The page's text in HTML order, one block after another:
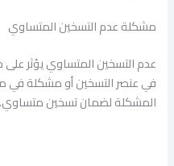
مشكلة عدم التسخين المتساوي
عدم التسخين المتساوي يؤثر
في عنصر التسخين أو مشكلة في
المشكلة لضمان تسخين متساوي.